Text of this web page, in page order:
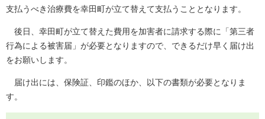
支払うべき治療費を幸田町が立て替えて支払うこととなります。
後日、幸田町が立て替えた費用を加害者に請求する際に「第三者
行為による被害届」が必要となりますので、できるだけ早く届け出
をお願いします。
届け出には、保険証、印鑑のほか、以下の書類が必要となりま
す。